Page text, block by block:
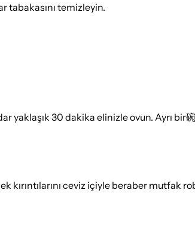
tabakasını temizleyin.
yaklaşık 30 dakika elinizle ovun. Ayrı
kırıntılarını ceviz içiyle beraber mutfak